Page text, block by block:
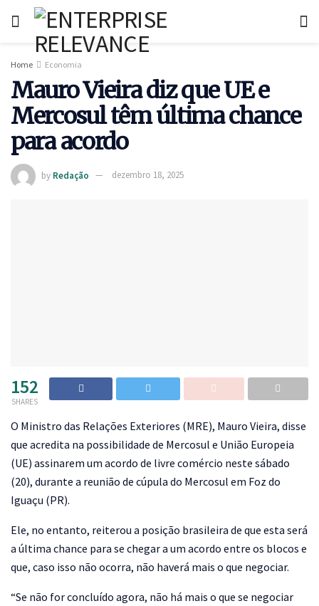
Home Economia
Mauro Vieira diz que UE e
Mercosul têm última chance
para acordo
by Redação dezembro 18, 2025
152
SHARES
O Ministro das Relações Exteriores (MRE), Mauro Vieira, disse
que acredita na possibilidade de Mercosul e União Europeia
(UE) assinarem um acordo de livre comércio neste sábado
(20), durante a reunião de cúpula do Mercosul em Foz do
Iguaçu (PR).
Ele, no entanto, reiterou a posição brasileira de que esta será
a última chance para se chegar a um acordo entre os blocos e
que, caso isso não ocorra, não haverá mais o que negociar.
“Se não for concluído agora, não há mais o que se negociar